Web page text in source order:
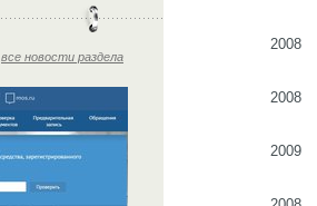
2008
2008
2009
все новости раздела